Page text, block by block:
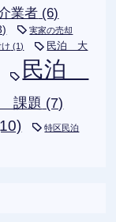
業者 (6)
実家の売却
(1) 民泊 大
民泊
課題 (7)
特区民泊